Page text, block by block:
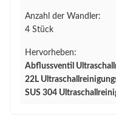
Anzahl der Wandler:
4 Stück
Hervorheben:
Abflussventil
22L
SUS 304